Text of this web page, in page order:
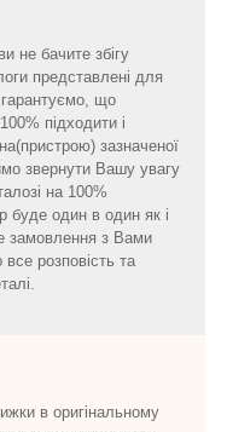
не бачите збігу
представлені для
що
підходити і
зазначеної
звернути Вашу увагу
на 100%
буде один в один як і
замовлення з Вами
розповість та
в оригінальному